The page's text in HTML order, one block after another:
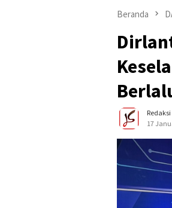
Beranda
Redaksi
17